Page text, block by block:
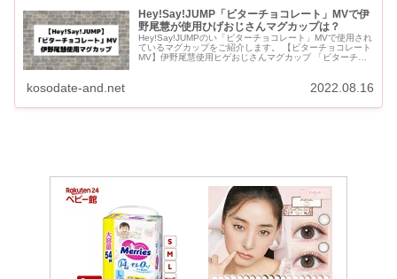
Hey!Say!JUMP「ビターチョコレート」MVで伊
野尾慧が使用ひげおじさんマグカップは？
Hey!Say!JUMPのい「ビターチョコレート」MVで使用され
ているマグカップをご紹介します。 【ビターチョコレート
MV】伊野尾慧使用ヒゲおじさんマグカップ 「ビターチョ
kosodate-and.net 2022.08.16